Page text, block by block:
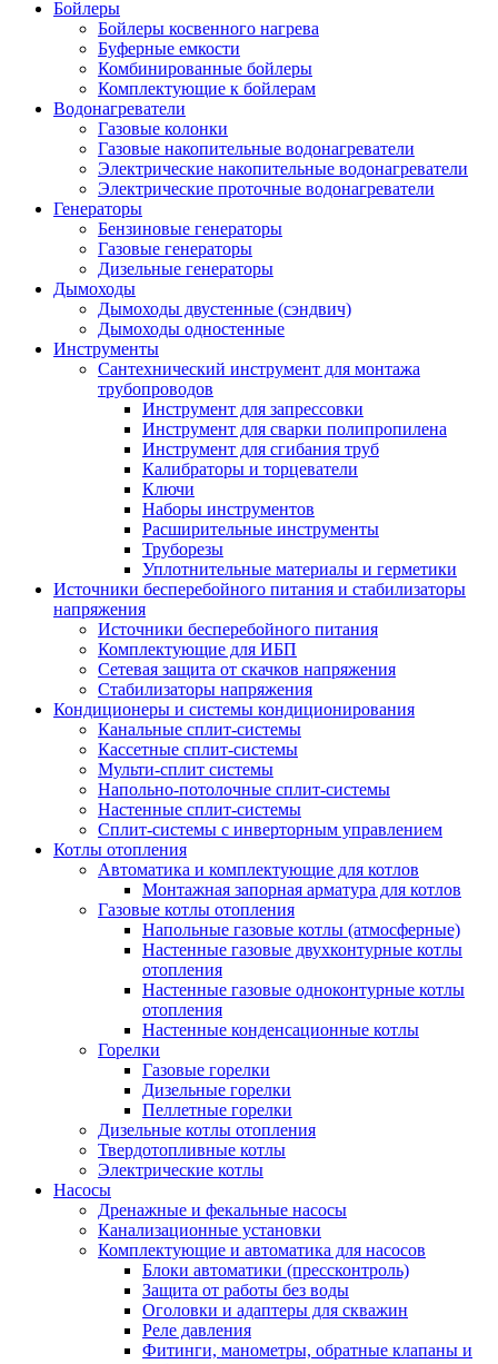
Бойлеры
Бойлеры косвенного нагрева
Буферные емкости
Комбинированные бойлеры
Комплектующие к бойлерам
Водонагреватели
Газовые колонки
Газовые накопительные водонагреватели
Электрические накопительные водонагреватели
Электрические проточные водонагреватели
Генераторы
Бензиновые генераторы
Газовые генераторы
Дизельные генераторы
Дымоходы
Дымоходы двустенные (сэндвич)
Дымоходы одностенные
Инструменты
Сантехнический инструмент для монтажа
трубопроводов
Инструмент для запрессовки
Инструмент для сварки полипропилена
Инструмент для сгибания труб
Калибраторы и торцеватели
Ключи
Наборы инструментов
Расширительные инструменты
Труборезы
Уплотнительные материалы и герметики
Источники бесперебойного питания и стабилизаторы
напряжения
Источники бесперебойного питания
Комплектующие для ИБП
Сетевая защита от скачков напряжения
Стабилизаторы напряжения
Кондиционеры и системы кондиционирования
Канальные сплит-системы
Кассетные сплит-системы
Мульти-сплит системы
Напольно-потолочные сплит-системы
Настенные сплит-системы
Сплит-системы с инверторным управлением
Котлы отопления
Автоматика и комплектующие для котлов
Монтажная запорная арматура для котлов
Газовые котлы отопления
Напольные газовые котлы (атмосферные)
Настенные газовые двухконтурные котлы
отопления
Настенные газовые одноконтурные котлы
отопления
Настенные конденсационные котлы
Горелки
Газовые горелки
Дизельные горелки
Пеллетные горелки
Дизельные котлы отопления
Твердотопливные котлы
Электрические котлы
Насосы
Дренажные и фекальные насосы
Канализационные установки
Комплектующие и автоматика для насосов
Блоки автоматики (прессконтроль)
Защита от работы без воды
Оголовки и адаптеры для скважин
Реле давления
Фитинги, манометры, обратные клапаны и